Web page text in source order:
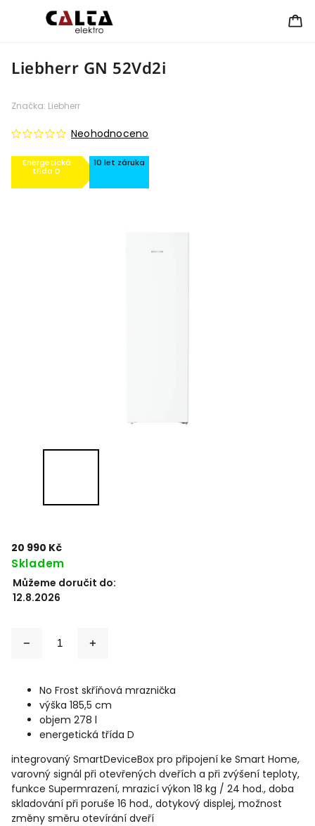
Liebherr GN 52Vd2i
Energetická
třída D
10 let záruka
Neohodnoceno
Značka: Liebherr
20 990 Kč
Skladem
Můžeme doručit do:
12.8.2026
No Frost skříňová mraznička
výška 185,5 cm
objem 278 l
energetická třída D
integrovaný SmartDeviceBox pro připojení ke Smart Home,
varovný signál při otevřených dveřích a při zvýšení teploty,
funkce Supermrazení, mrazicí výkon 18 kg / 24 hod., doba
skladování při poruše 16 hod., dotykový displej, možnost
změny směru otevírání dveří